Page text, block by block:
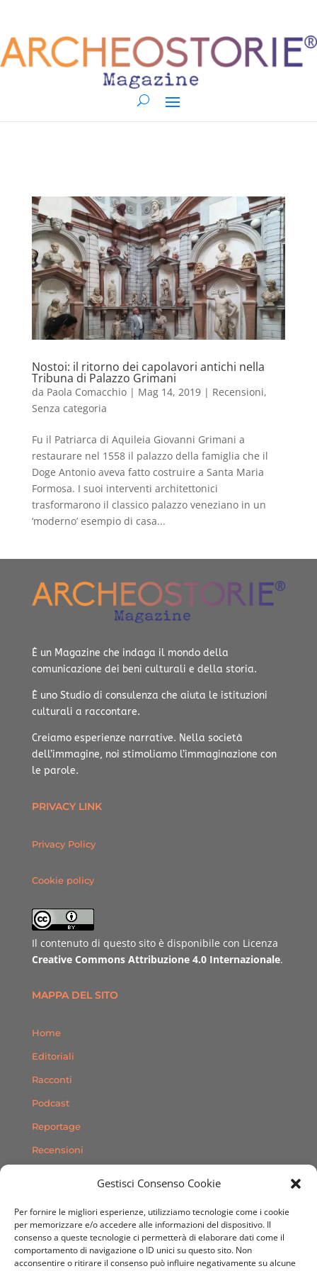
Gestisci Consenso Cookie
Per fornire le migliori esperienze, utilizziamo tecnologie come i cookie
per memorizzare e/o accedere alle informazioni del dispositivo. Il
consenso a queste tecnologie ci permetterà di elaborare dati come il
comportamento di navigazione o ID unici su questo sito. Non
acconsentire o ritirare il consenso può influire negativamente su alcune
Nostoi: il ritorno dei capolavori antichi nella
Tribuna di Palazzo Grimani
da Paola Comacchio| Mag 14, 2019| Recensioni,
Senza categoria
Fu il Patriarca di Aquileia Giovanni Grimani a
restaurare nel 1558 il palazzo della famiglia che il
Doge Antonio aveva fatto costruire a Santa Maria
Formosa. I suoi interventi architettonici
trasformarono il classico palazzo veneziano in un
‘moderno’ esempio di casa...
È un Magazine che indaga il mondo della
comunicazione dei beni culturali e della storia.
È uno Studio di consulenza che aiuta le istituzioni
culturali a raccontare.
Creiamo esperienze narrative. Nella società
dell’immagine, noi stimoliamo l’immaginazione con
le parole.
PRIVACY LINK
Privacy Policy
Cookie policy
Il contenuto di questo sito è disponibile con Licenza
Creative Commons Attribuzione 4.0 Internazionale.
MAPPA DEL SITO
Home
Editoriali
Racconti
Podcast
Reportage
Recensioni
Contatti
SEGUICI SUI SOCIAL